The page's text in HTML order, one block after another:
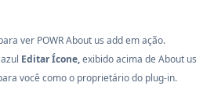
ver POWR About us add em ação.
azul Editar Ícone,exibido acima de About us
você como o proprietário do plug-in.